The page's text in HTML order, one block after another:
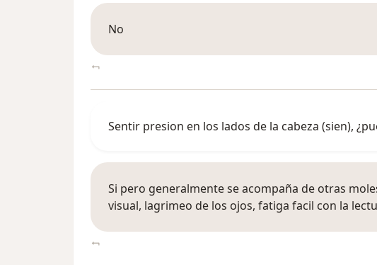
No
Sentir presion en los lados de la cabeza (sien),
Si pero generalmente se acompaña de otras
visual, lagrimeo de los ojos, fatiga facil con la